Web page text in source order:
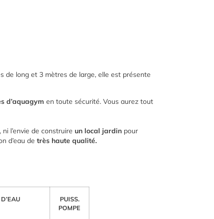
de long et 3 mètres de large, elle est présente
d’aquagym en toute sécurité. Vous aurez tout
ni l’envie de construire un local jardin pour
d’eau de très haute qualité.
PUISS.
POMPE